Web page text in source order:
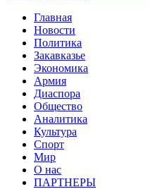
Главная
Новости
Политика
Закавказье
Экономика
Армия
Диаспора
Общество
Аналитика
Культура
Спорт
Мир
О нас
ПАРТНЕРЫ